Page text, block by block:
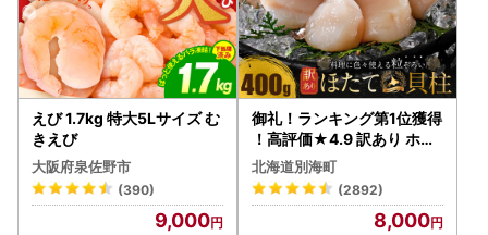
えび 1.7kg 特大5Lサイズ む
きえび
大阪府泉佐野市
(390)
9,000
御礼！ランキング第1位獲得
！高評価★4.9 訳あり ホタ
テ 400g（ほたて 帆立 貝柱
冷凍 ）
北海道別海町
(2892)
8,000